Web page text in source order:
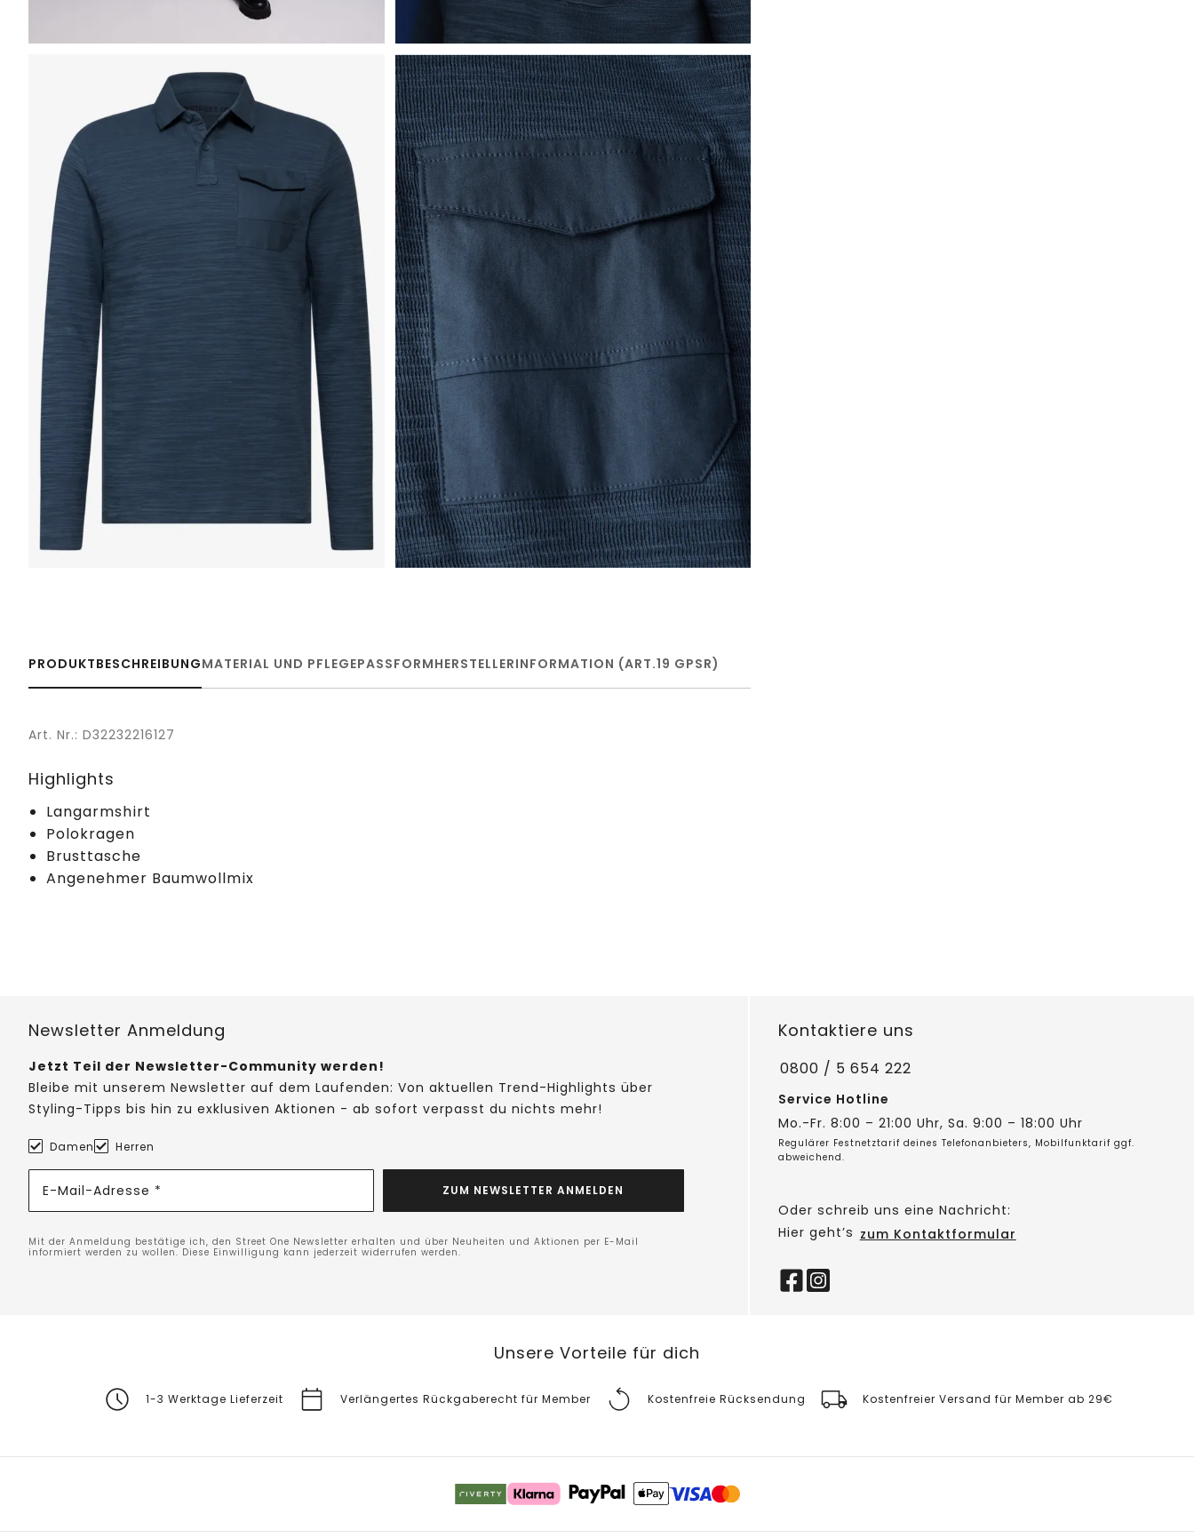
PRODUKTBESCHREIBUNGMATERIAL UND PFLEGEPASSFORMHERSTELLERINFORMATION (ART.19 GPSR)
Art. Nr.: D32232216127
Highlights
Langarmshirt
Polokragen
Brusttasche
Angenehmer Baumwollmix
Newsletter Anmeldung
Jetzt Teil der Newsletter-Community werden!
Bleibe mit unserem Newsletter auf dem Laufenden: Von aktuellen Trend-Highlights über
Styling-Tipps bis hin zu exklusiven Aktionen - ab sofort verpasst du nichts mehr!
Damen Herren
E-Mail-Adresse * ZUM NEWSLETTER ANMELDEN
Mit der Anmeldung bestätige ich, den Street One Newsletter erhalten und über Neuheiten und Aktionen per E-Mail
informiert werden zu wollen. Diese Einwilligung kann jederzeit widerrufen werden.
Kontaktiere uns
0800 / 5 654 222
Service Hotline
Mo.-Fr. 8:00 – 21:00 Uhr, Sa. 9:00 – 18:00 Uhr
Regulärer Festnetztarif deines Telefonanbieters, Mobilfunktarif ggf.
abweichend.
Oder schreib uns eine Nachricht:
Hier geht’s zum Kontaktformular
Unsere Vorteile für dich
1-3 Werktage Lieferzeit Verlängertes Rückgaberecht für Member Kostenfreie Rücksendung Kostenfreier Versand für Member ab 29€